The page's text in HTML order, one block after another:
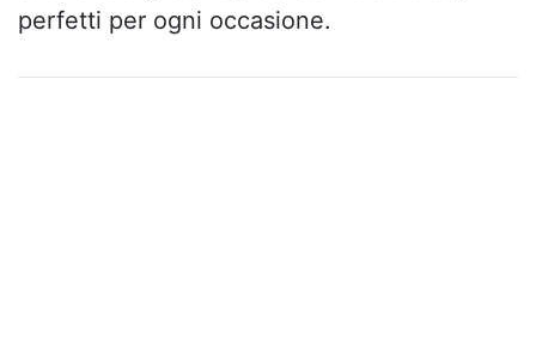
perfetti per ogni occasione.